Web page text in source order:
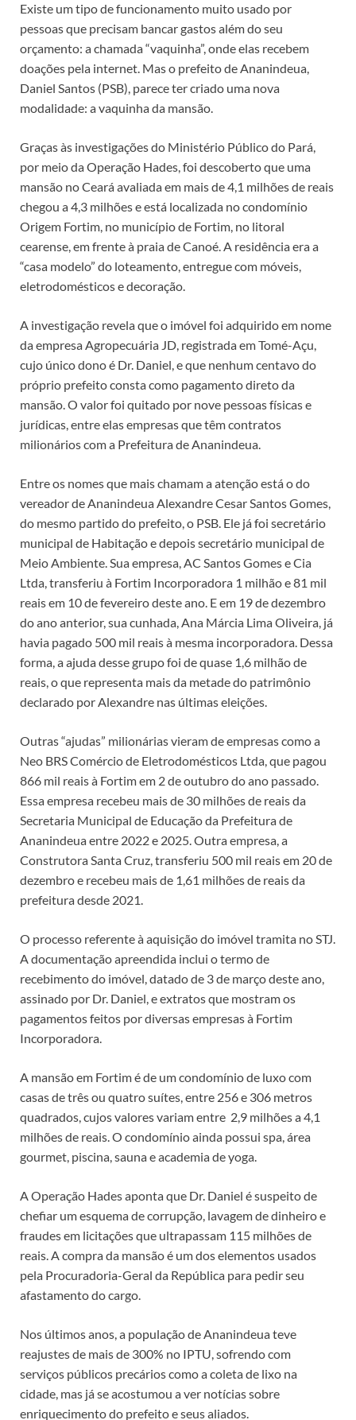
Existe um tipo de funcionamento muito usado por
pessoas que precisam bancar gastos além do seu
orçamento: a chamada “vaquinha”, onde elas recebem
doações pela internet. Mas o prefeito de Ananindeua,
Daniel Santos (PSB), parece ter criado uma nova
modalidade: a vaquinha da mansão.
Graças às investigações do Ministério Público do Pará,
por meio da Operação Hades, foi descoberto que uma
mansão no Ceará avaliada em mais de 4,1 milhões de reais
chegou a 4,3 milhões e está localizada no condomínio
Origem Fortim, no município de Fortim, no litoral
cearense, em frente à praia de Canoé. A residência era a
“casa modelo” do loteamento, entregue com móveis,
eletrodomésticos e decoração.
A investigação revela que o imóvel foi adquirido em nome
da empresa Agropecuária JD, registrada em Tomé-Açu,
cujo único dono é Dr. Daniel, e que nenhum centavo do
próprio prefeito consta como pagamento direto da
mansão. O valor foi quitado por nove pessoas físicas e
jurídicas, entre elas empresas que têm contratos
milionários com a Prefeitura de Ananindeua.
Entre os nomes que mais chamam a atenção está o do
vereador de Ananindeua Alexandre Cesar Santos Gomes,
do mesmo partido do prefeito, o PSB. Ele já foi secretário
municipal de Habitação e depois secretário municipal de
Meio Ambiente. Sua empresa, AC Santos Gomes e Cia
Ltda, transferiu à Fortim Incorporadora 1 milhão e 81 mil
reais em 10 de fevereiro deste ano. E em 19 de dezembro
do ano anterior, sua cunhada, Ana Márcia Lima Oliveira, já
havia pagado 500 mil reais à mesma incorporadora. Dessa
forma, a ajuda desse grupo foi de quase 1,6 milhão de
reais, o que representa mais da metade do patrimônio
declarado por Alexandre nas últimas eleições.
Outras “ajudas” milionárias vieram de empresas como a
Neo BRS Comércio de Eletrodomésticos Ltda, que pagou
866 mil reais à Fortim em 2 de outubro do ano passado.
Essa empresa recebeu mais de 30 milhões de reais da
Secretaria Municipal de Educação da Prefeitura de
Ananindeua entre 2022 e 2025. Outra empresa, a
Construtora Santa Cruz, transferiu 500 mil reais em 20 de
dezembro e recebeu mais de 1,61 milhões de reais da
prefeitura desde 2021.
O processo referente à aquisição do imóvel tramita no STJ.
A documentação apreendida inclui o termo de
recebimento do imóvel, datado de 3 de março deste ano,
assinado por Dr. Daniel, e extratos que mostram os
pagamentos feitos por diversas empresas à Fortim
Incorporadora.
A mansão em Fortim é de um condomínio de luxo com
casas de três ou quatro suítes, entre 256 e 306 metros
quadrados, cujos valores variam entre 2,9 milhões a 4,1
milhões de reais. O condomínio ainda possui spa, área
gourmet, piscina, sauna e academia de yoga.
A Operação Hades aponta que Dr. Daniel é suspeito de
chefiar um esquema de corrupção, lavagem de dinheiro e
fraudes em licitações que ultrapassam 115 milhões de
reais. A compra da mansão é um dos elementos usados
pela Procuradoria-Geral da República para pedir seu
afastamento do cargo.
Nos últimos anos, a população de Ananindeua teve
reajustes de mais de 300% no IPTU, sofrendo com
serviços públicos precários como a coleta de lixo na
cidade, mas já se acostumou a ver notícias sobre
enriquecimento do prefeito e seus aliados.